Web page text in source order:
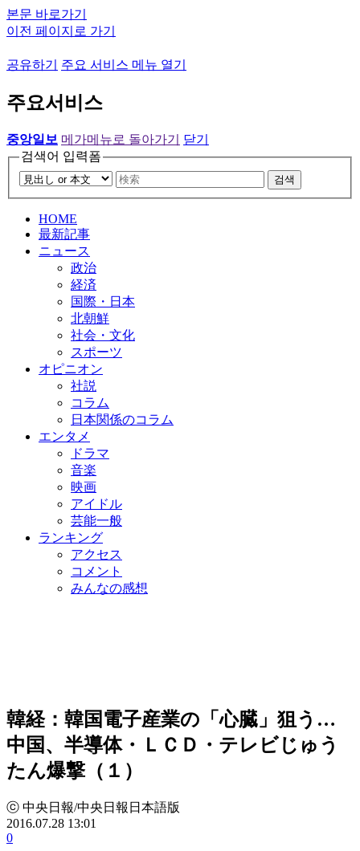
본문 바로가기
이전 페이지로 가기
공유하기 주요 서비스 메뉴 열기
주요서비스
중앙일보 메가메뉴로 돌아가기
닫기
검색어 입력폼
검색
HOME
最新記事
ニュース
政治
経済
国際・日本
北朝鮮
社会・文化
スポーツ
オピニオン
社説
コラム
日本関係のコラム
エンタメ
ドラマ
音楽
映画
アイドル
芸能一般
ランキング
アクセス
コメント
みんなの感想
韓経：韓国電子産業の「心臓」狙う…
中国、半導体・ＬＣＤ・テレビじゅう
たん爆撃（１）
ⓒ 中央日報/中央日報日本語版
2016.07.28 13:01
0